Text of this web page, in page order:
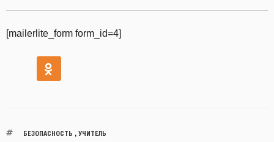
[mailerlite_form form_id=4]
БЕЗОПАСНОСТЬ , УЧИТЕЛЬ